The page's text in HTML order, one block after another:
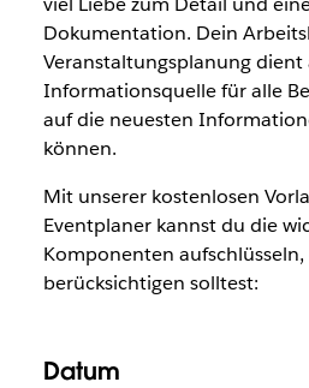
Dokumentation. Dein
Veranstaltungsplanung dient
Informationsquelle für alle
auf die neuesten
können.
Mit unserer kostenlosen
Eventplaner kannst du die
Komponenten
berücksichtigen solltest:
Datum